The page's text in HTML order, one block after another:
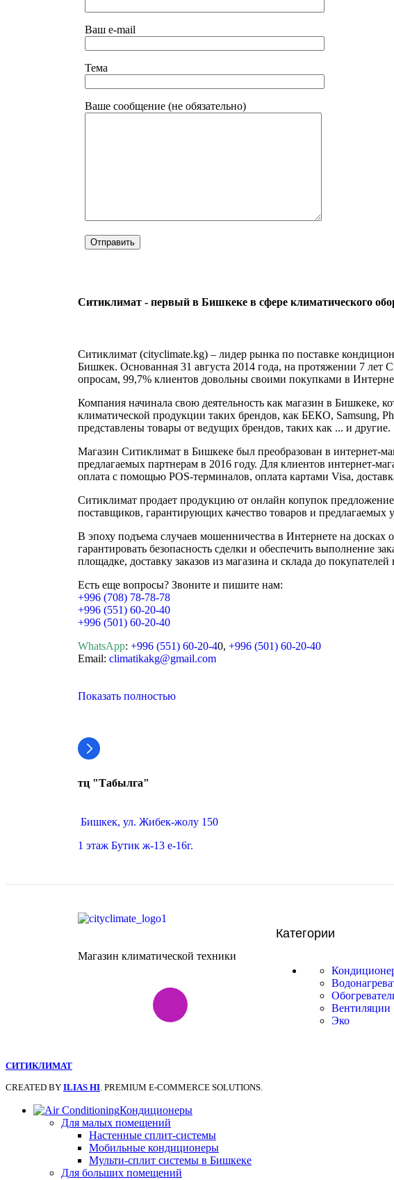
Ваш e-mail
Тема
Ваше сообщение (не обязательно)
Ситиклимат - первый в Бишкеке в сфере климатического
Ситиклимат (cityclimate.kg) – лидер рынка по поставке
Бишкек. Основанная 31 августа 2014 года, на протяжении 7
опросам, 99,7% клиентов довольны своими покупками в
Компания начинала свою деятельность как магазин в Бишкеке,
климатической продукции таких брендов, как БЕКО, Samsung,
представлены товары от ведущих брендов, таких как ... и другие.
Магазин Ситиклимат в Бишкеке был преобразован в интернет-
предлагаемых партнерам в 2016 году. Для клиентов интернет-
оплата с помощью POS-терминалов, оплата картами Visa,
Ситиклимат продает продукцию от онлайн копупок
поставщиков, гарантирующих качество товаров и предлагаемых
В эпоху подъема случаев мошенничества в Интернете на досках
гарантировать безопасность сделки и обеспечить выполнение
площадке, доставку заказов из магазина и склада до
Есть еще вопросы? Звоните и пишите нам:
+996 (708) 78-78-78
+996 (551) 60-20-40
+996 (501) 60-20-40
WhatsApp: +996 (551) 60-20-40, +996 (501) 60-20-40
Email: climatikakg@gmail.com
Показать полностью
тц "Табылга"
Бишкек, ул. Жибек-жолу 150
1 этаж Бутик ж-13 е-16г.
Магазин климатической техники
Категории
Вентиляции
Эко
СИТИКЛИМАТ
CREATED BY ILIAS HI. PREMIUM E-COMMERCE SOLUTIONS.
Кондиционеры
Для малых помещений
Настенные сплит-системы
Мобильные кондиционеры
Мульти-сплит системы в Бишкеке
Для больших помещений